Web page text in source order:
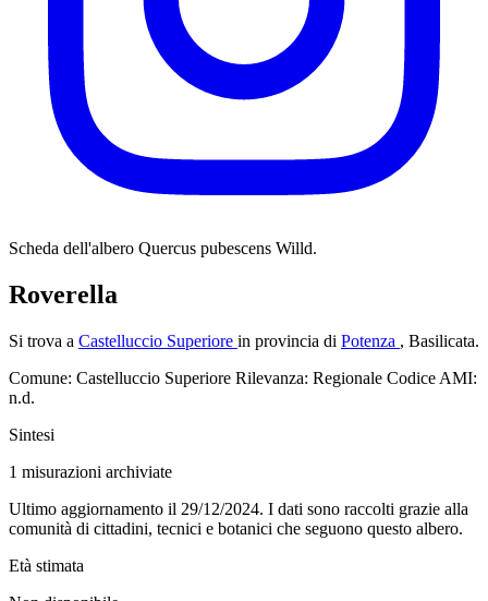
Scheda dell'albero Quercus pubescens Willd.
Roverella
Si trova a Castelluccio Superiore in provincia di Potenza , Basilicata.
Comune: Castelluccio Superiore Rilevanza: Regionale Codice AMI:
n.d.
Sintesi
1 misurazioni archiviate
Ultimo aggiornamento il 29/12/2024. I dati sono raccolti grazie alla
comunità di cittadini, tecnici e botanici che seguono questo albero.
Età stimata